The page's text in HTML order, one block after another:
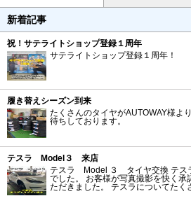
新着記事
祝！サテライトショップ登録１周年
履き替えシーズン到来
たくさんのタイヤがAUTOWAY様より 直送されて来ます！ ご来店お
待ちしております。
テスラ Model３ 来店
テスラ Model ３ タイヤ交換 テスラのタイヤ交換は今回が初めて
でした。 お客様が写真撮影を快く承諾くださったので投稿させてい
ただきました。 テスラについてたくさんお話させていただきまし